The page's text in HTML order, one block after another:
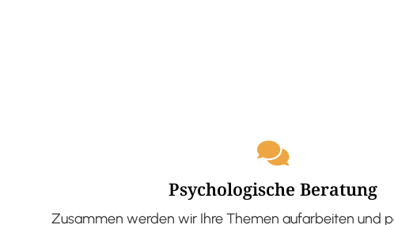
Psychologische Beratung
Zusammen werden wir Ihre Themen aufarbeiten und